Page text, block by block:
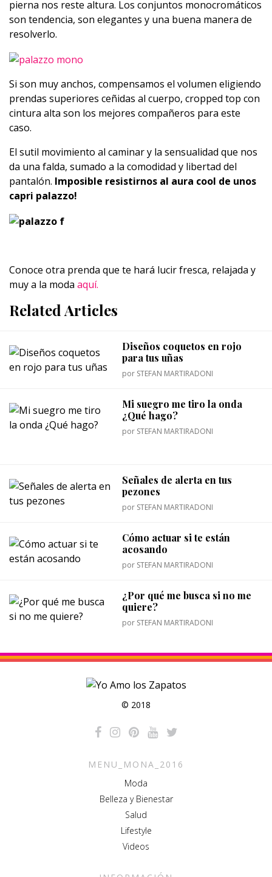
pierna nos reste altura. Los conjuntos monocromáticos
son tendencia, son elegantes y una buena manera de
resolverlo.
Si son muy anchos, compensamos el volumen eligiendo
prendas superiores ceñidas al cuerpo, cropped top con
cintura alta son los mejores compañeros para este
caso.
El sutil movimiento al caminar y la sensualidad que nos
da una falda, sumado a la comodidad y libertad del
pantalón. Imposible resistirnos al aura cool de unos
capri palazzo!
Conoce otra prenda que te hará lucir fresca, relajada y
muy a la moda aquí.
Related Articles
Diseños coquetos en rojo
para tus uñas
por STEFAN MARTIRADONI
Mi suegro me tiro la onda
¿Qué hago?
por STEFAN MARTIRADONI
Señales de alerta en tus
pezones
por STEFAN MARTIRADONI
Cómo actuar si te están
acosando
por STEFAN MARTIRADONI
¿Por qué me busca si no me
quiere?
por STEFAN MARTIRADONI
© 2018
MENU_MONA_2016
Moda
Belleza y Bienestar
Salud
Lifestyle
Videos